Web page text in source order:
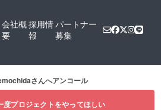
会社概
要
採用情
報
パートナー
募集
さんへアンコール
度プロジェクトをやってほしい